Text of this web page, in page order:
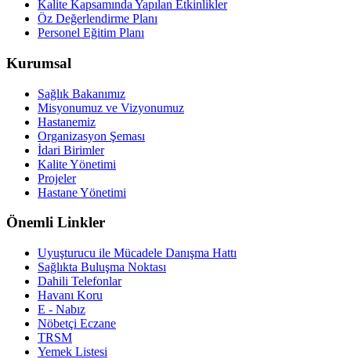
Kalite Kapsamında Yapılan Etkinlikler
Öz Değerlendirme Planı
Personel Eğitim Planı
Kurumsal
Sağlık Bakanımız
Misyonumuz ve Vizyonumuz
Hastanemiz
Organizasyon Şeması
İdari Birimler
Kalite Yönetimi
Projeler
Hastane Yönetimi
Önemli Linkler
Uyuşturucu ile Mücadele Danışma Hattı
Sağlıkta Buluşma Noktası
Dahili Telefonlar
Havanı Koru
E - Nabız
Nöbetçi Eczane
TRSM
Yemek Listesi